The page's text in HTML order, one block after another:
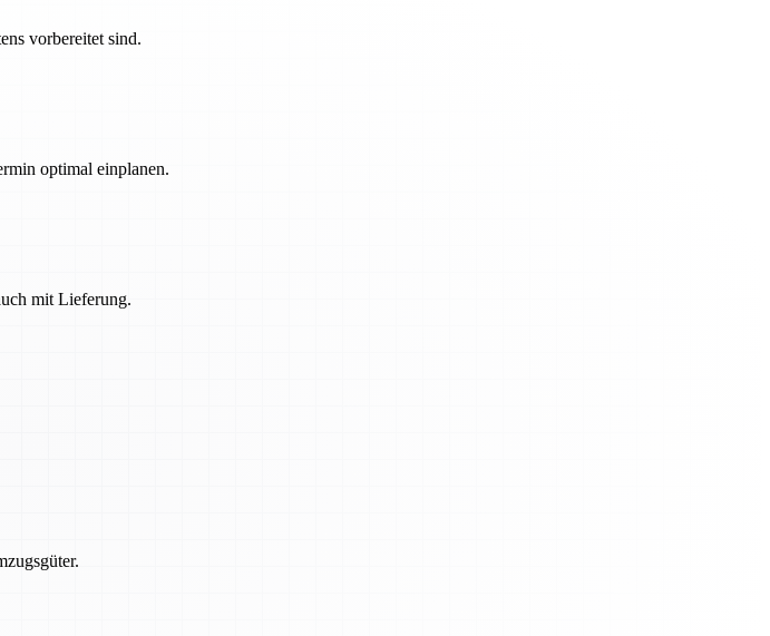
vorbereitet sind.
optimal einplanen.
mit Lieferung.